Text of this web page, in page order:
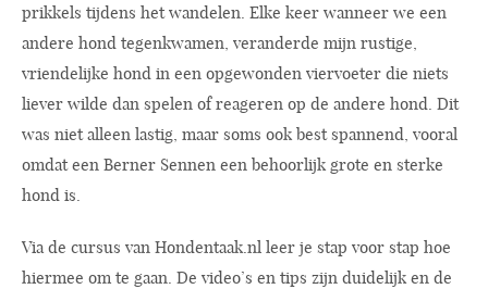
prikkels tijdens het wandelen. Elke keer wanneer we een
andere hond tegenkwamen, veranderde mijn rustige,
vriendelijke hond in een opgewonden viervoeter die niets
liever wilde dan spelen of reageren op de andere hond. Dit
was niet alleen lastig, maar soms ook best spannend, vooral
omdat een Berner Sennen een behoorlijk grote en sterke
hond is.
Via de cursus van Hondentaak.nl leer je stap voor stap hoe
hiermee om te gaan. De video’s en tips zijn duidelijk en de